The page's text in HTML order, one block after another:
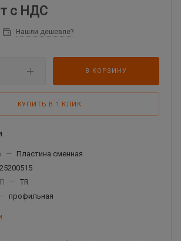
с НДС
Нашли дешевле?
В КОРЗИНУ
КУПИТЬ В 1 КЛИК
—
Пластина сменная
25200515
— TR
профильная